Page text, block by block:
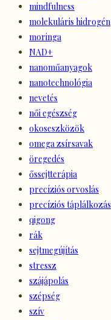
mindfulness
molekuláris hidrogén
moringa
NAD+
nanoműanyagok
nanotechnológia
nevetés
női egészség
okoseszközök
omega zsírsavak
öregedés
őssejtterápia
precíziós orvoslás
precíziós táplálkozás
qigong
rák
sejtmegújítás
stressz
szájápolás
szépség
szív